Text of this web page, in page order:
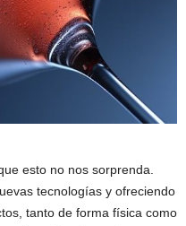
esto no nos sorprenda.
tecnologías y ofreciendo
tanto de forma física como